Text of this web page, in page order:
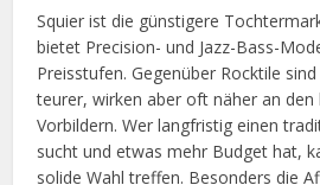
Squier ist die günstigere
bietet Precision- und Jazz-Bass-
Preisstufen. Gegenüber Rocktile
teurer, wirken aber oft näher an den
Vorbildern. Wer langfristig einen
sucht und etwas mehr Budget hat,
solide Wahl treffen. Besonders die